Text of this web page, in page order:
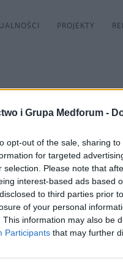
i Grupa Medforum -
opt-out of the sale, sharing
for targeted
selection. Please note that
interest-based ads based
to third parties prior
of your personal
This information may also be
Participants that may further
PROJEKTY
niższa
niższa opłata
w serwisie dla